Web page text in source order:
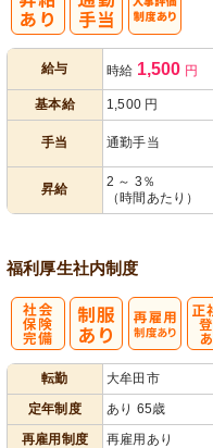
給与 時給 1,500 円
基本給 1,500円
手当 通勤手当
昇給
2 ～ 3％
（時間あたり）
福利厚生社内制度
転勤
大牟田市
定年制度
あり 65歳
再雇用制度
再雇用あり